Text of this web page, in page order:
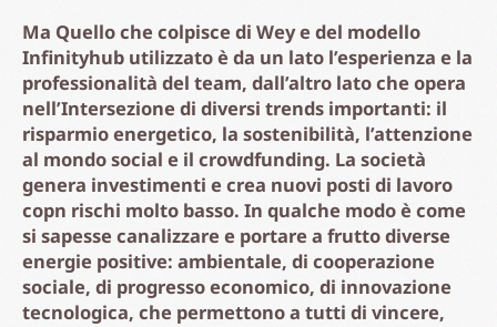
Ma Quello che colpisce di Wey e del modello
Infinityhub utilizzato è da un lato l’esperienza e la
professionalità del team, dall’altro lato che opera
nell’Intersezione di diversi trends importanti: il
risparmio energetico, la sostenibilità, l’attenzione
al mondo social e il crowdfunding. La società
genera investimenti e crea nuovi posti di lavoro
copn rischi molto basso. In qualche modo è come
si sapesse canalizzare e portare a frutto diverse
energie positive: ambientale, di cooperazione
sociale, di progresso economico, di innovazione
tecnologica, che permettono a tutti di vincere,